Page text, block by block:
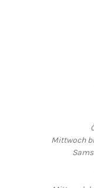
Mittwoch